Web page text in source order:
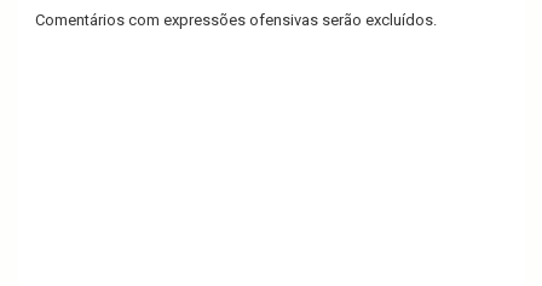
Comentários com expressões ofensivas serão excluídos.